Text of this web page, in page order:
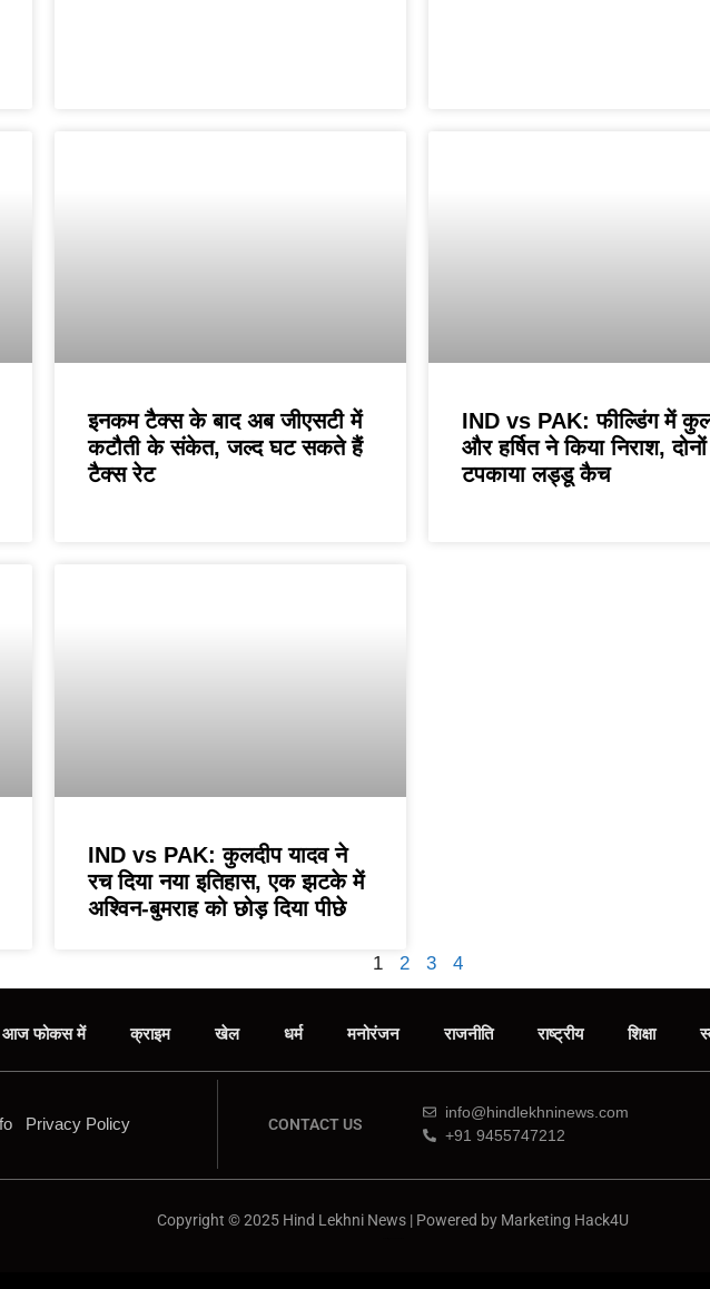
इनकम टैक्स के बाद अब जीएसटी में
कटौती के संकेत, जल्द घट सकते हैं
टैक्स रेट
IND vs PAK: फील्डिंग में
और हर्षित ने किया निराश,
टपकाया लड्डू कैच
IND vs PAK: कुलदीप यादव ने
रच दिया नया इतिहास, एक झटके में
अश्विन-बुमराह को छोड़ दिया पीछे
1 2 3 4
आज फोकस में क्राइम खेल धर्म मनोरंजन राजनीति राष्ट्रीय शिक्षा
Privacy Policy CONTACT US
info@hindlekhninews.com
+91 9455747212
Copyright © 2025 Hind Lekhni News | Powered by Marketing Hack4U